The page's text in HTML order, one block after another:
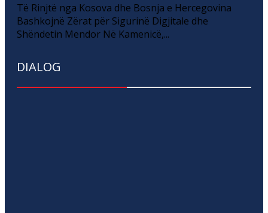
Të Rinjtë nga Kosova dhe Bosnja e Hercegovina
Bashkojnë Zërat për Sigurinë Digjitale dhe
Shëndetin Mendor Në Kamenicë,...
DIALOG